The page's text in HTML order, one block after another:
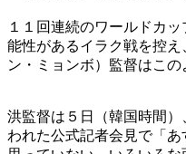
１１回連続のワールドカ
能性があるイラク戦を控
ン・ミョンボ）監督はこの
洪監督は５日（韓国時間
われた公式記者会見で「